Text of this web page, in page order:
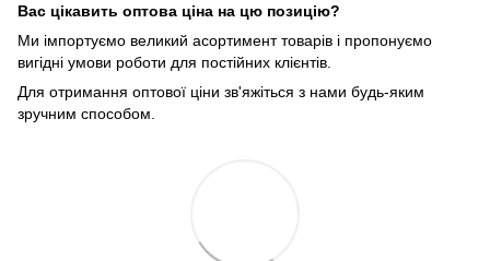
Вас цікавить оптова ціна на цю позицію?
Ми імпортуємо великий асортимент товарів і пропонуємо
вигідні умови роботи для постійних клієнтів.
Для отримання оптової ціни зв'яжіться з нами будь-яким
зручним способом.